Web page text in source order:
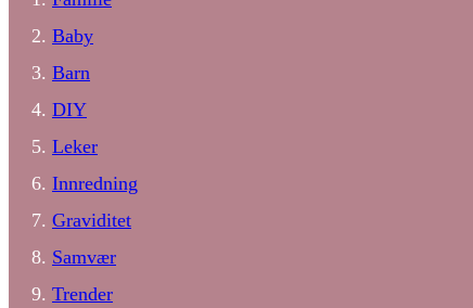
Baby
Barn
DIY
Leker
Innredning
Graviditet
Samvær
Trender